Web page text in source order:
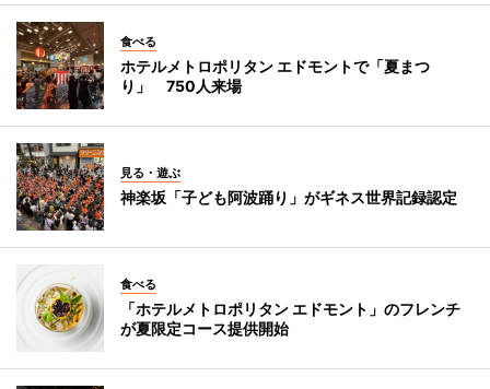
食べる
ホテルメトロポリタン エドモントで「夏まつ
り」 750人来場
見る・遊ぶ
神楽坂「子ども阿波踊り」がギネス世界記録認定
食べる
「ホテルメトロポリタン エドモント」のフレンチ
が夏限定コース提供開始